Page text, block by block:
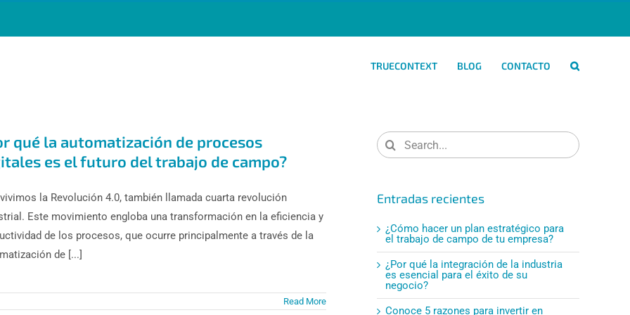
TRUECONTEXT BLOG CONTACTO
qué la automatización de procesos
es el futuro del trabajo de campo?
la Revolución 4.0, también llamada cuarta revolución
Este movimiento engloba una transformación en la eficiencia y
de los procesos, que ocurre principalmente a través de la
de [...]
Read More
Search
for:
Entradas recientes
¿Cómo hacer un plan estratégico para
el trabajo de campo de tu empresa?
¿Por qué la integración de la industria
es esencial para el éxito de su
negocio?
Conoce 5 razones para invertir en